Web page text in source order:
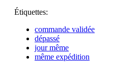
Étiquettes:
commande validée
dépassé
jour même
même expédition